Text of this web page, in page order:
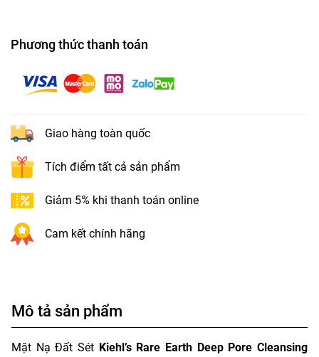
Phương thức thanh toán
Giao hàng toàn quốc
Tích điểm tất cả sản phẩm
Giảm 5% khi thanh toán online
Cam kết chính hãng
Mô tả sản phẩm
Mặt Nạ Đất Sét Kiehl’s Rare Earth Deep Pore Cleansing